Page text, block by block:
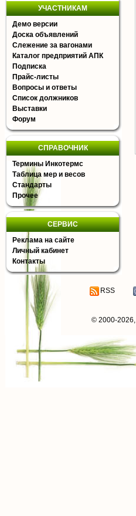
УЧАСТНИКАМ
Демо версии
Доска объявлений
Слежение за вагонами
Каталог предприятий АПК
Подписка
Прайс-листы
Вопросы и ответы
Список должников
Выставки
Форум
СПРАВОЧНИК
Термины Инкотермс
Таблица мер и весов
Стандарты
Прочее
СЕРВИС
Реклама на сайте
Личный кабинет
Контакты
RSS
© 2000-2026,